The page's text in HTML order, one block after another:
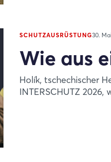
SCHUTZAUSRÜSTUNG30.
Wie aus
Holík, tschechischer
INTERSCHUTZ 2026,